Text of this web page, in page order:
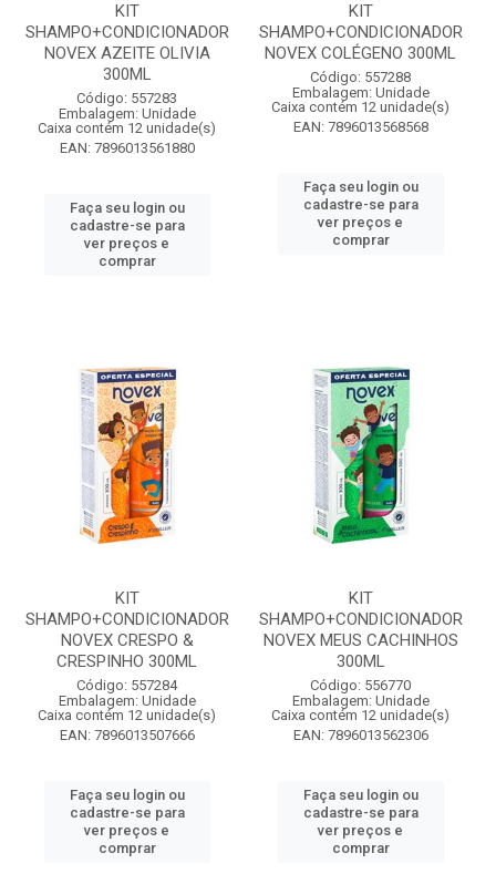
KIT
SHAMPO+CONDICIONADOR
NOVEX AZEITE OLIVIA
300ML
Código: 557283
Embalagem: Unidade
Caixa contém 12 unidade(s)
EAN: 7896013561880
Faça seu login ou
cadastre-se para
ver preços e
comprar
KIT
SHAMPO+CONDICIONADOR
NOVEX COLÉGENO 300ML
Código: 557288
Embalagem: Unidade
Caixa contém 12 unidade(s)
EAN: 7896013568568
Faça seu login ou
cadastre-se para
ver preços e
comprar
KIT
SHAMPO+CONDICIONADOR
NOVEX CRESPO &
CRESPINHO 300ML
Código: 557284
Embalagem: Unidade
Caixa contém 12 unidade(s)
EAN: 7896013507666
Faça seu login ou
cadastre-se para
ver preços e
comprar
KIT
SHAMPO+CONDICIONADOR
NOVEX MEUS CACHINHOS
300ML
Código: 556770
Embalagem: Unidade
Caixa contém 12 unidade(s)
EAN: 7896013562306
Faça seu login ou
cadastre-se para
ver preços e
comprar